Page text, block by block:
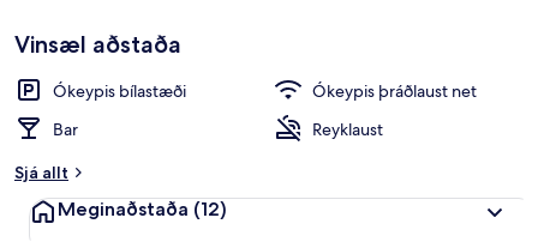
Vinsæl aðstaða
Ókeypis bílastæði
Ókeypis þráðlaust net
Bar
Reyklaust
Sjá allt
Meginaðstaða (12)